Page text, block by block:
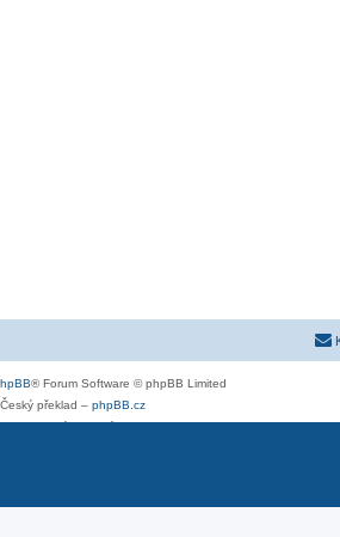
® Forum Software © phpBB Limited
Český překlad – phpBB.cz
Soukromí|Podmínky